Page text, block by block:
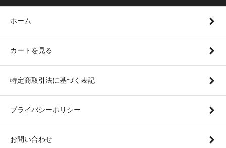
ホーム
カートを見る
特定商取引法に基づく表記
プライバシーポリシー
お問い合わせ